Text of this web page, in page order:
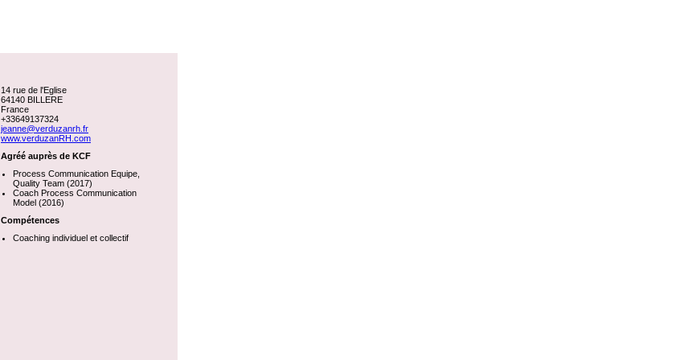
14 rue de l'Eglise
64140 BILLERE
France
+33649137324
jeanne@verduzanrh.fr
www.verduzanRH.com
Agréé auprès de KCF
Process Communication Equipe,
Quality Team (2017)
Coach Process Communication
Model (2016)
Compétences
Coaching individuel et collectif